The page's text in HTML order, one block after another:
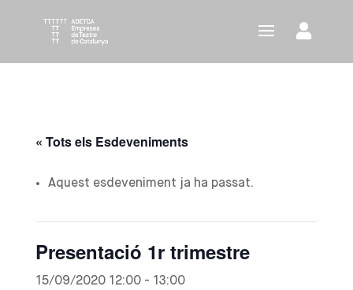
« Tots els Esdeveniments
Aquest esdeveniment ja ha passat.
Presentació 1r trimestre
15/09/2020 12:00- 13:00